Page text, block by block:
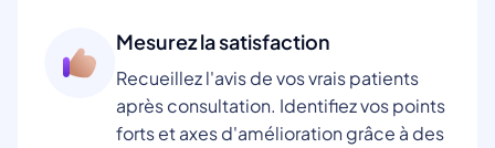
Mesurez la satisfaction
Recueillez l'avis de vos vrais patients
après consultation. Identifiez vos points
forts et axes d'amélioration grâce à des